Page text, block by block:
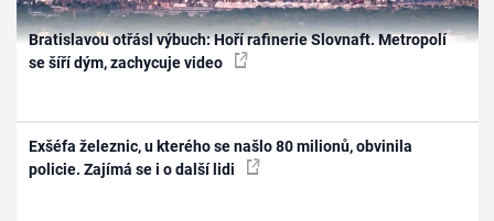
Bratislavou otřásl výbuch: Hoří rafinerie Slovnaft. Metropolí
se šíří dým, zachycuje video
Exšéfa železnic, u kterého se našlo 80 milionů, obvinila
policie. Zajímá se i o další lidi